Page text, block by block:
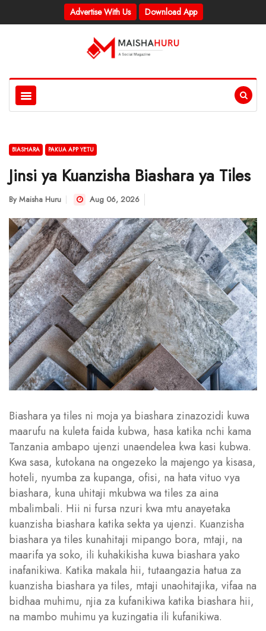
Advertise With Us Download App
BIASHARA PAKUA APP YETU
Jinsi ya Kuanzisha Biashara ya Tiles
By Maisha Huru Aug 06, 2026
Biashara ya tiles ni moja ya biashara zinazozidi kuwa
maarufu na kuleta faida kubwa, hasa katika nchi kama
Tanzania ambapo ujenzi unaendelea kwa kasi kubwa.
Kwa sasa, kutokana na ongezeko la majengo ya kisasa,
hoteli, nyumba za kupanga, ofisi, na hata vituo vya
biashara, kuna uhitaji mkubwa wa tiles za aina
mbalimbali. Hii ni fursa nzuri kwa mtu anayetaka
kuanzisha biashara katika sekta ya ujenzi. Kuanzisha
biashara ya tiles kunahitaji mipango bora, mtaji, na
maarifa ya soko, ili kuhakikisha kuwa biashara yako
inafanikiwa. Katika makala hii, tutaangazia hatua za
kuanzisha biashara ya tiles, mtaji unaohitajika, vifaa na
bidhaa muhimu, njia za kufanikiwa katika biashara hii,
na mambo muhimu ya kuzingatia ili kufanikiwa.